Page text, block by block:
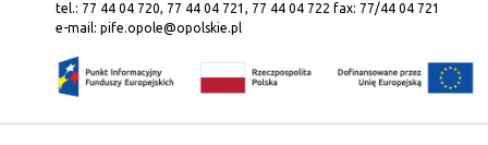
tel.: 77 44 04 720, 77 44 04 721, 77 44 04 722 fax: 77/44 04 721
e-mail:pife.opole@opolskie.pl